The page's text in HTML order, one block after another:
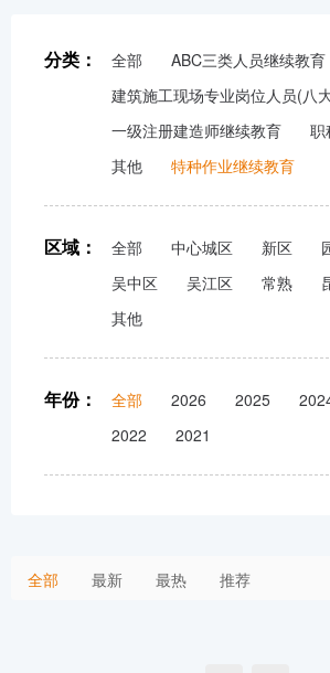
分类： 全部
ABC三类人员继续教育
建筑施工现场专业岗位人员(八大
一级注册建造师继续教育
职
其他
特种作业继续教育
区域： 全部 中心城区 新区
吴中区
吴江区 常熟
其他
年份： 全部 2026 2025
2022
2021
全部 最新 最热 推荐